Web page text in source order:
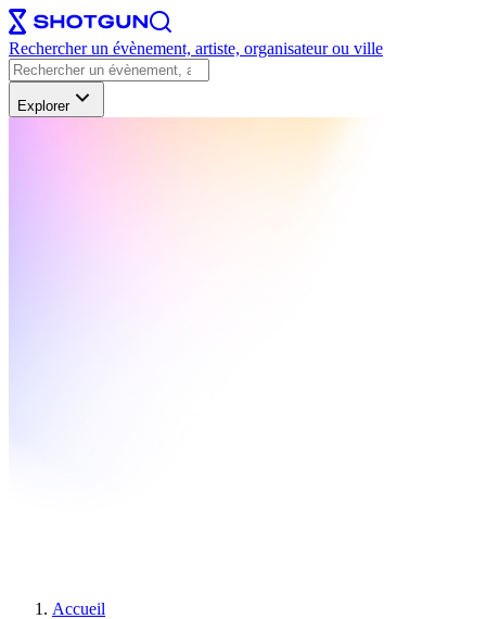
Rechercher un évènement, artiste, organisateur ou ville
Explorer
Accueil